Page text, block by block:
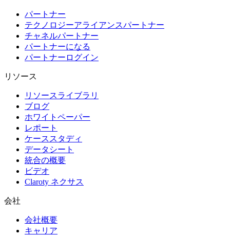
パートナー
テクノロジーアライアンスパートナー
チャネルパートナー
パートナーになる
パートナーログイン
リソース
リソースライブラリ
ブログ
ホワイトペーパー
レポート
ケーススタディ
データシート
統合の概要
ビデオ
Claroty ネクサス
会社
会社概要
キャリア